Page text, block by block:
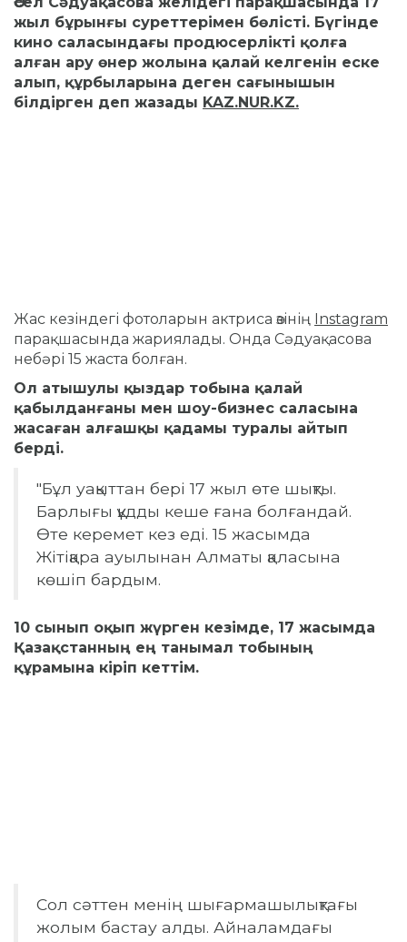
жыл бұрынғы суреттерімен бөлісті. Бүгінде
кино саласындағы продюсерлікті қолға
алған ару өнер жолына қалай келгенін еске
алып, құрбыларына деген сағынышын
білдірген деп жазады KAZ.NUR.KZ.
Жас кезіндегі фотоларын актриса өзінің Instagram
парақшасында жариялады. Онда Сәдуақасова
небәрі 15 жаста болған.
Ол атышулы қыздар тобына қалай
қабылданғаны мен шоу-бизнес саласына
жасаған алғашқы қадамы туралы айтып
берді.
"Бұл уақыттан бері 17 жыл өте шықты.
Барлығы құдды кеше ғана болғандай.
Өте керемет кез еді. 15 жасымда
Жітіқара ауылынан Алматы қаласына
көшіп бардым.
10 сынып оқып жүрген кезімде, 17 жасымда
Қазақстанның ең танымал тобының
құрамына кіріп кеттім.
Сол сәттен менің шығармашылықтағы
жолым бастау алды. Айналамдағы